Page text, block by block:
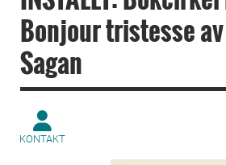
Bonjour tristesse
Sagan
KONTAKT